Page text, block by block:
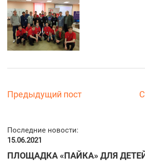
Предыдущий пост
Последние новости:
15.06.2021
ПЛОЩАДКА «ПАЙКА» ДЛЯ